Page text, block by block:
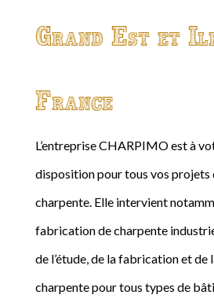
Grand Est et
France
L’entreprise CHARPIMO est à
disposition pour tous vos
charpente. Elle intervient
fabrication de charpente
de l’étude, de la fabrication et de
charpente pour tous types de